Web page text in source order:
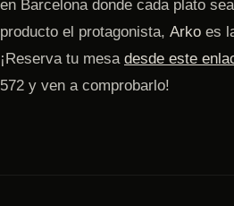
en Barcelona donde cada plato
producto el protagonista, Arko es
¡Reserva tu mesa desde este
572 y ven a comprobarlo!